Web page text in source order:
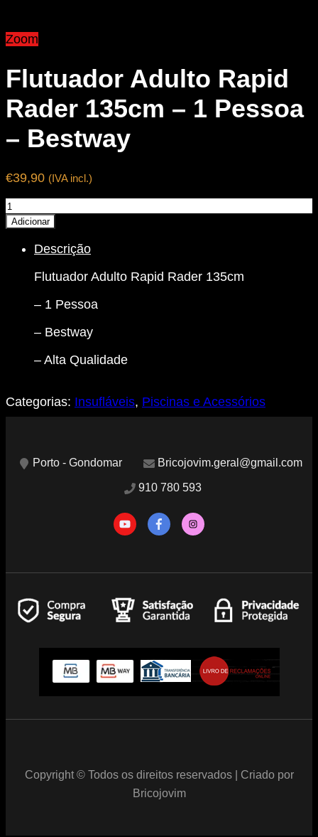
Zoom
Flutuador Adulto Rapid
Rader 135cm – 1 Pessoa
– Bestway
€39,90 (IVA incl.)
Quantidade
de
Adulto
Rader
Pessoa
Adicionar
Descrição
Flutuador Adulto Rapid Rader 135cm
– 1 Pessoa
– Bestway
– Alta Qualidade
Categorias: Insufláveis, Piscinas e Acessórios
Porto - Gondomar Bricojovim.geral@gmail.com
910 780 593
Copyright © Todos os direitos reservados | Criado por
Bricojovim